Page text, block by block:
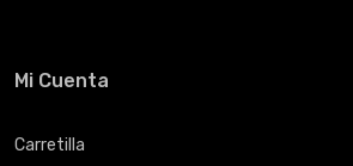
Mi Cuenta
Carretilla